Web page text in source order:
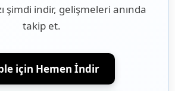
şimdi indir, gelişmeleri anında
takip et.
için Hemen İndir